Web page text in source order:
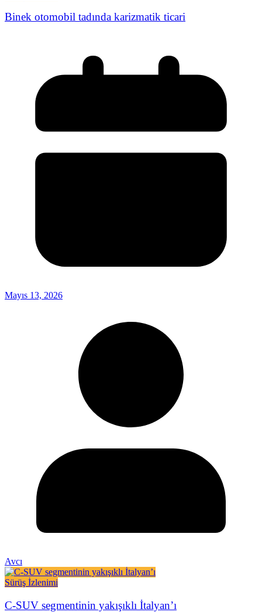
Binek otomobil tadında karizmatik ticari
Mayıs 13, 2026
Avcı
Sürüş İzlenimi
C-SUV segmentinin yakışıklı İtalyan’ı